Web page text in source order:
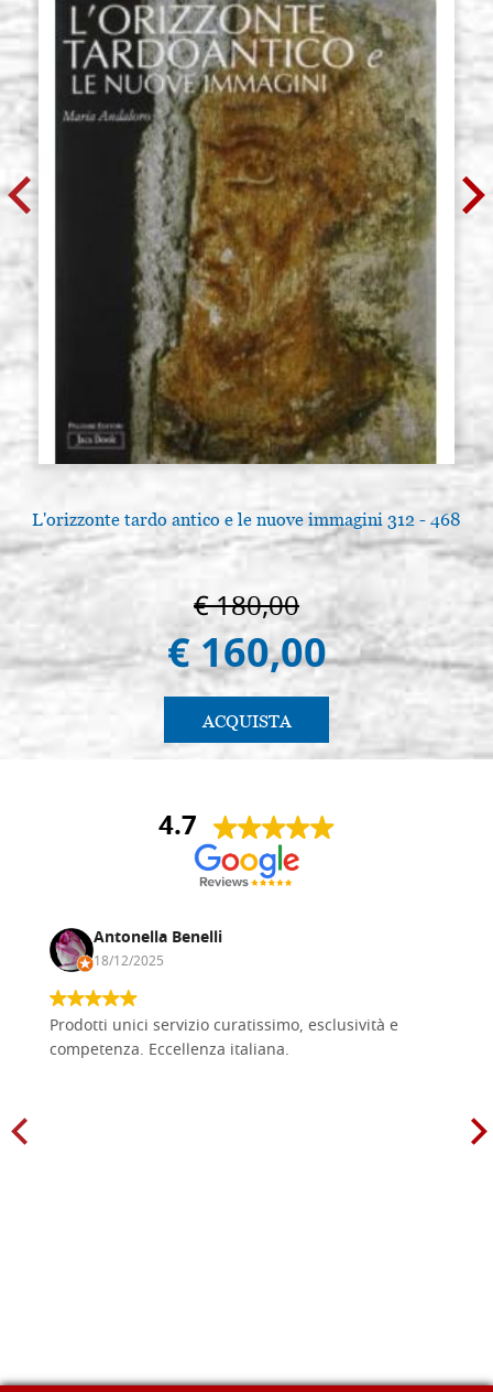
L'orizzonte tardo antico e le nuove immagini 312 - 468
€ 180,00
€ 160,00
ACQUISTA
4.7
Antonella Benelli
18/12/2025
Prodotti unici servizio curatissimo, esclusività e
competenza. Eccellenza italiana.